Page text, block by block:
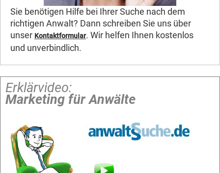
Sie benötigen Hilfe bei Ihrer Suche nach dem
richtigen Anwalt? Dann schreiben Sie uns über
unser Kontaktformular. Wir helfen Ihnen kostenlos
und unverbindlich.
Erklärvideo:
Marketing für Anwälte